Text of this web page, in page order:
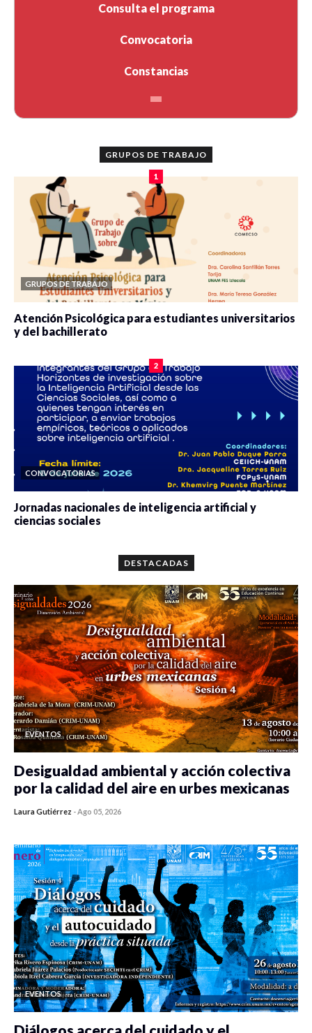
Consulta el programa
Convocatoria
Constancias
GRUPOS DE TRABAJO
1
GRUPOS DE TRABAJO
Atención Psicológica para estudiantes universitarios
y del bachillerato
2
CONVOCATORIAS
Jornadas nacionales de inteligencia artificial y
ciencias sociales
DESTACADAS
EVENTOS
Desigualdad ambiental y acción colectiva
por la calidad del aire en urbes mexicanas
Laura Gutiérrez -Ago 05, 2026
EVENTOS